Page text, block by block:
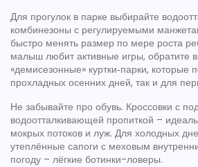
Для прогулок в парке выбирайте
комбинезоны с регулируемыми
быстро менять размер по мере роста
малыш любит активные игры, обратите
«демисезонные» куртки‑парки, которые
прохладных осенних дней, так и для
Не забывайте про обувь. Кроссовки с
водоотталкивающей пропиткой –
мокрых потоков и луж. Для холодных
утеплённые сапоги с меховым
погоду – лёгкие ботинки-ловеры.